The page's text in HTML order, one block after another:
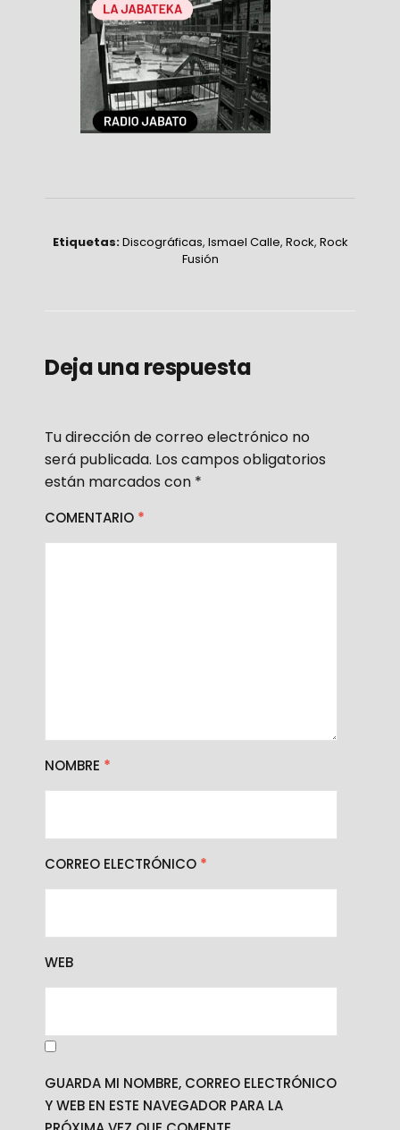
Etiquetas:Discográficas, Ismael Calle, Rock, Rock
Fusión
Deja una respuesta
Tu dirección de correo electrónico no
será publicada. Los campos obligatorios
están marcados con *
COMENTARIO *
NOMBRE *
CORREO ELECTRÓNICO *
WEB
GUARDA MI NOMBRE, CORREO ELECTRÓNICO
Y WEB EN ESTE NAVEGADOR PARA LA